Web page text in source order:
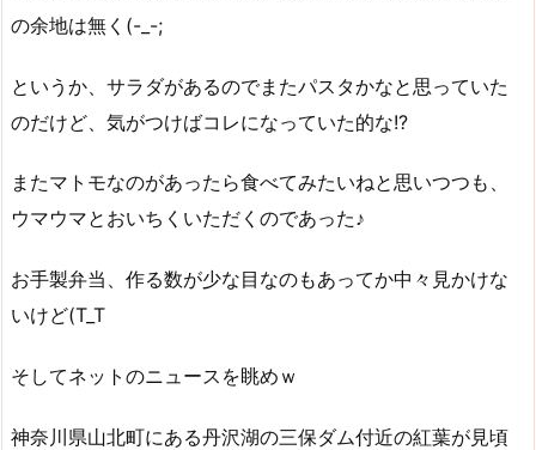
の余地は無く(-_-;
というか、サラダがあるのでまたパスタかなと思っていた
のだけど、気がつけばコレになっていた的な!?
またマトモなのがあったら食べてみたいねと思いつつも、
ウマウマとおいちくいただくのであった♪
お手製弁当、作る数が少な目なのもあってか中々見かけな
いけど(T_T
そしてネットのニュースを眺めｗ
神奈川県山北町にある丹沢湖の三保ダム付近の紅葉が見頃